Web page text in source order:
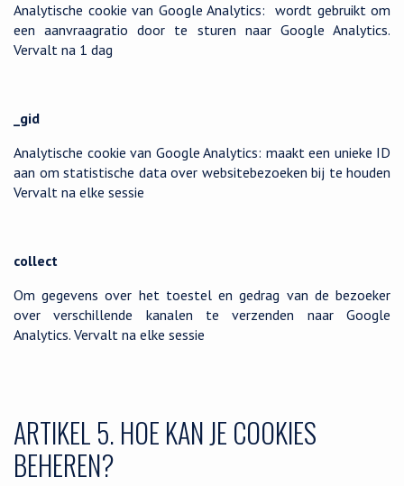
Analytische cookie van Google Analytics: wordt gebruikt om
een aanvraagratio door te sturen naar Google Analytics.
Vervalt na 1 dag
_gid
Analytische cookie van Google Analytics: maakt een unieke ID
aan om statistische data over websitebezoeken bij te houden
Vervalt na elke sessie
collect
Om gegevens over het toestel en gedrag van de bezoeker
over verschillende kanalen te verzenden naar Google
Analytics. Vervalt na elke sessie
ARTIKEL 5. HOE KAN JE COOKIES
BEHEREN?